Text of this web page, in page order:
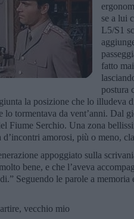
se a lui
L5/S1
fatto
postura
la posizione che lo illudeva
lo tormentava da vent’anni. Dal
Fiume Serchio. Una zona
d’incontri amorosi, più o meno,
appoggiato sulla
bene, e che l’aveva
Seguendo le parole a
vecchio mio